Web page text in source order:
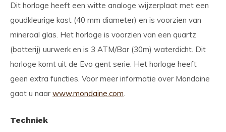
Dit horloge heeft een witte analoge wijzerplaat met een
goudkleurige kast (40 mm diameter) en is voorzien van
mineraal glas. Het horloge is voorzien van een quartz
(batterij) uurwerk en is 3 ATM/Bar (30m) waterdicht. Dit
horloge komt uit de Evo gent serie. Het horloge heeft
geen extra functies. Voor meer informatie over Mondaine
gaat u naar www.mondaine.com.
Techniek